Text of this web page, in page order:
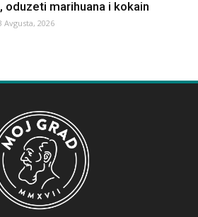
oduzeti marihuana i kokain
Avgusta, 2026